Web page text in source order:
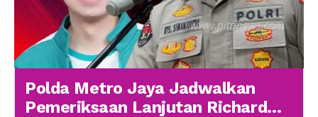
Polda Metro Jaya Jadwalkan
Pemeriksaan Lanjutan Richard